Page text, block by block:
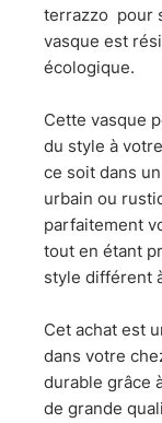
terrazzo pour
vasque est
écologique.
Cette vasque
du style à
ce soit dans
urbain ou
parfaitement
tout en étant
style différent
Cet achat est
dans votre
durable grâce
de grande